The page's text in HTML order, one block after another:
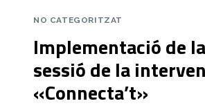
NO CATEGORITZAT
Implementació de
sessió de la
«Connecta’t»